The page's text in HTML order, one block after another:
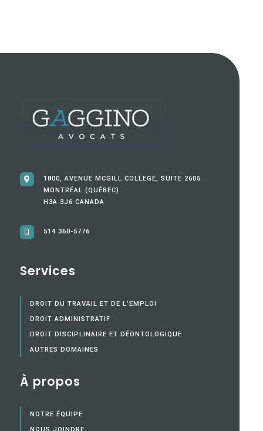
1800, AVENUE MCGILL COLLEGE, SUITE 2605
MONTRÉAL (QUÉBEC)
H3A 3J6 CANADA
514 360-5776
Services
DROIT DU TRAVAIL ET DE L’EMPLOI
DROIT ADMINISTRATIF
DROIT DISCIPLINAIRE ET DÉONTOLOGIQUE
AUTRES DOMAINES
À propos
NOTRE ÉQUIPE
NOUS JOINDRE